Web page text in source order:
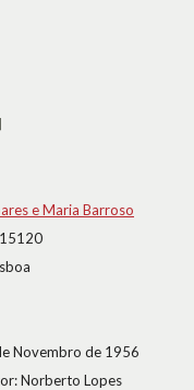
e Maria Barroso
Novembro de 1956
Norberto Lopes